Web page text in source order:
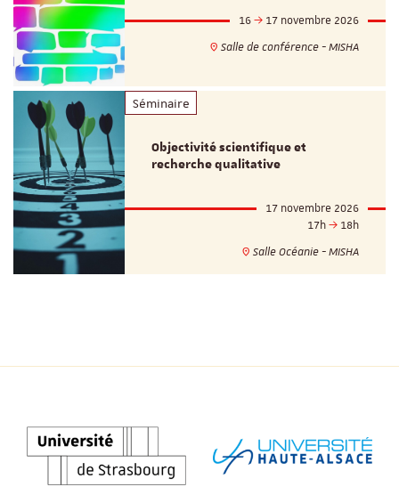
16
17 novembre 2026
Salle de conférence - MISHA
Séminaire
Objectivité scientifique et
recherche qualitative
17 novembre 2026
17h
18h
Salle Océanie - MISHA